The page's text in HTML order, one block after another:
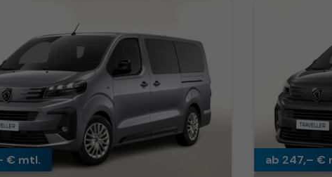
€ mtl. ab 247,– €